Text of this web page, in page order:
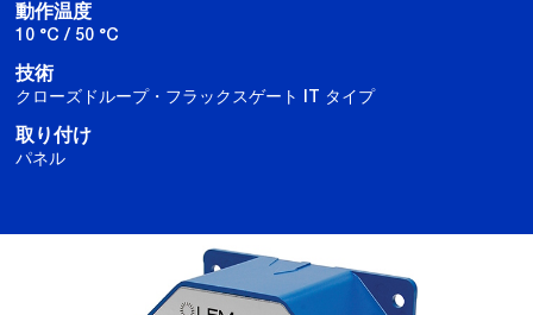
動作温度
10 °C / 50 °C
技術
クローズドループ・フラックスゲート IT タイプ
取り付け
パネル